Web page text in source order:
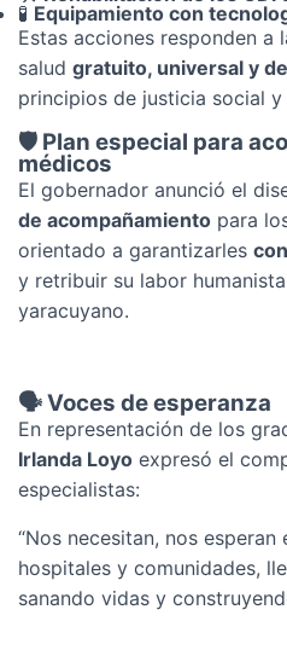
🧪 Equipamiento con
Estas acciones responden a
salud gratuito, universal y
principios de justicia social
🛡️ Plan especial para
médicos
El gobernador anunció el
de acompañamiento para
orientado a garantizarles
y retribuir su labor
yaracuyano.
🗣️ Voces de esperanza
En representación de los
Irlanda Loyo expresó el
especialistas:
“Nos necesitan, nos
hospitales y comunidades,
sanando vidas y